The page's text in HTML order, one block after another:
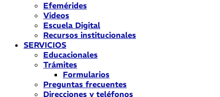
Efemérides
Videos
Escuela Digital
Recursos institucionales
SERVICIOS
Educacionales
Trámites
Formularios
Preguntas frecuentes
Direcciones y teléfonos